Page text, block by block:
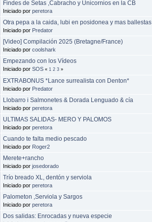
Findes de Setas ,Cabracho y Unicornios en la CB
Iniciado porperetora
Otra pepa a la caida, lubi en posidonea y mas ballestas
Iniciado por Predator
[Video] Compilación 2025 (Bretagne/France)
Iniciado porcoolshark
Empezando con los Vídeos
Iniciado porSOS « 1 2 3 »
EXTRABONUS *Lance surrealista con Denton*
Iniciado por Predator
Llobarro i Salmonetes & Dorada Lenguado & cía
Iniciado porperetora
ULTIMAS SALIDAS- MERO Y PALOMOS
Iniciado porperetora
Cuando te falta medio pescado
Iniciado por Roger2
Merete+rancho
Iniciado porjosedorado
Trío breado XL, dentón y serviola
Iniciado porperetora
Palometon ,Serviola y Sargos
Iniciado porperetora
Dos salidas: Enrocadas y nueva especie